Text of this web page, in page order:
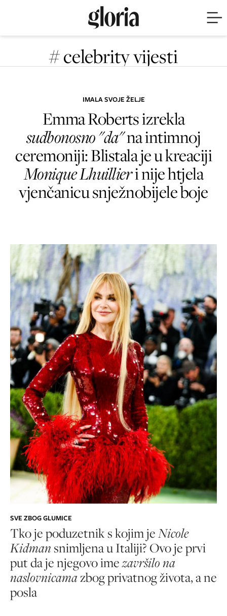
# celebrity vijesti
IMALA SVOJE ŽELJE
Emma Roberts izrekla
sudbonosno "da"na intimnoj
ceremoniji: Blistala je u kreaciji
Monique Lhuillieri nije htjela
vjenčanicu snježnobijele boje
SVE ZBOG GLUMICE
Tko je poduzetnik s kojim jeNicole
Kidmansnimljena u Italiji? Ovo je prvi
put da je njegovo imezavršilo na
naslovnicamazbog privatnog života, a ne
posla